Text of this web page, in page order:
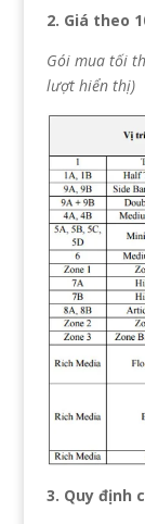
2. Giá theo
Gói mua tối
lượt hiển thị)
3. Quy định